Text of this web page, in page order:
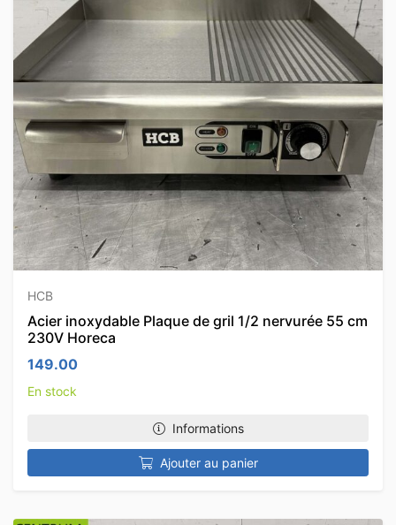
HCB
Acier inoxydable Plaque de gril 1/2 nervurée 55 cm
230V Horeca
149.00
En stock
Informations
Ajouter au panier